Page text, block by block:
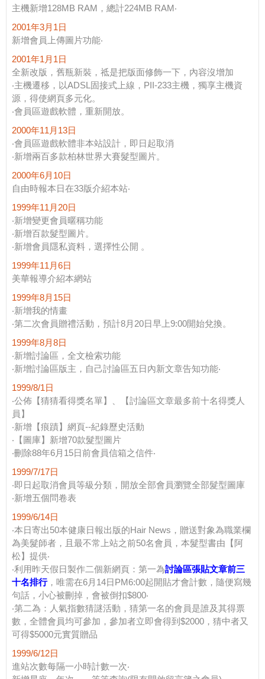
主機新增128MB RAM，總計224MB RAM‧
2001年3月1日
新增會員上傳圖片功能‧
2001年1月1日
全新改版，舊瓶新裝，祗是把版面修飾一下，內容沒增加
‧主機遷移，以ADSL固接式上線，PII-233主機，獨享主機資
源，得使網頁多元化。
‧會員區遊戲軟體，重新開放。
2000年11月13日
‧會員區遊戲軟體非本站設計，即日起取消
‧新增兩百多款柏林世界大賽髮型圖片。
2000年6月10日
自由時報本日在33版介紹本站‧
1999年11月20日
‧新增變更會員暱稱功能
‧新增百款髮型圖片。
‧新增會員隱私資料，選擇性公開 。
1999年11月6日
美華報導介紹本網站
1999年8月15日
‧新增我的情畫
‧第二次會員贈禮活動，預計8月20日早上9:00開始兌換。
1999年8月8日
‧新增討論區，全文檢索功能
‧新增討論區版主，自己討論區五日內新文章告知功能‧
1999/8/1日
‧公佈【猜猜看得獎名單】、【討論區文章最多前十名得獎人
員】
‧新增【痕蹟】網頁--紀錄歷史活動
‧【圖庫】新增70款髮型圖片
‧刪除88年6月15日前會員信箱之信件‧
1999/7/17日
‧即日起取消會員等級分類，開放全部會員瀏覽全部髮型圖庫
‧新增五個問卷表
1999/6/14日
‧本日寄出50本健康日報出版的Hair News，贈送對象為職業欄
為美髮師者，且最不常上站之前50名會員，本髮型書由【阿
松】提供‧
‧利用昨天假日製作二個新網頁：第一為討論區張貼文章前三
十名排行，唯需在6月14日PM6:00起開貼才會計數，隨便寫幾
句話，小心被刪掉，會被倒扣$800‧
‧第二為：人氣指數猜謎活動，猜第一名的會員是誰及其得票
數，全體會員均可參加，參加者立即會得到$2000，猜中者又
可得$5000元實質贈品
1999/6/12日
進站次數每隔一小時計數一次‧